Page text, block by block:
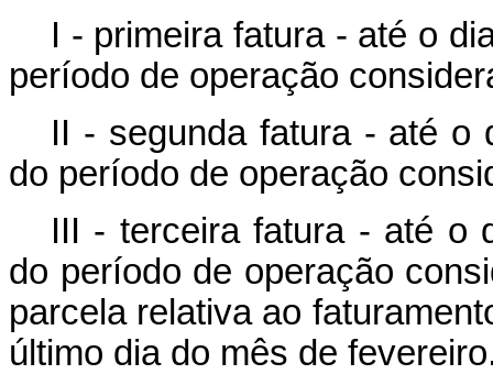
I - primeira fatura - até o
período de operação
II - segunda fatura - até o
do período de operação
III - terceira fatura - até o
do período de operação
parcela relativa ao
último dia do mês de